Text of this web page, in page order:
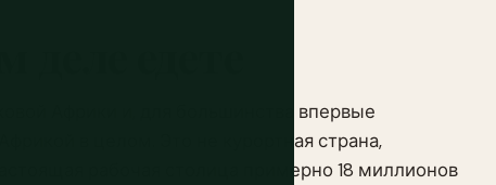
едете
Африки и, для большинства впервые
в целом. Это не курортная страна,
рабочая столица примерно 18 миллионов